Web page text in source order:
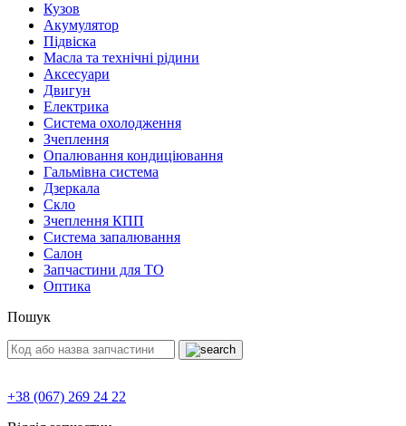
Кузов
Акумулятор
Підвіска
Масла та технічні рідини
Аксесуари
Двигун
Електрика
Система охолодження
Зчеплення
Опалювання кондиціювання
Гальмівна система
Дзеркала
Скло
Зчеплення КПП
Система запалювання
Салон
Запчастини для ТО
Оптика
Пошук
+38 (067) 269 24 22